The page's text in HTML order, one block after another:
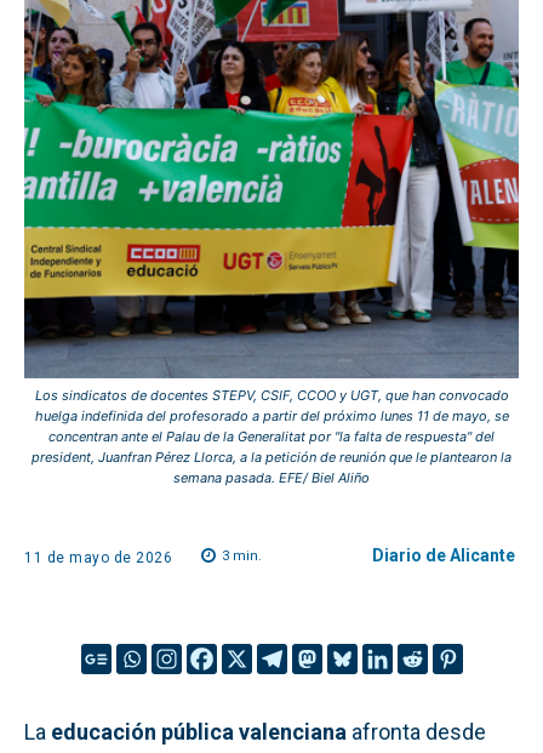
Los sindicatos de docentes STEPV, CSIF, CCOO y UGT, que han convocado
huelga indefinida del profesorado a partir del próximo lunes 11 de mayo, se
concentran ante el Palau de la Generalitat por "la falta de respuesta" del
president, Juanfran Pérez Llorca, a la petición de reunión que le plantearon la
semana pasada. EFE/ Biel Aliño
11 de mayo de 2026 3 min. Diario de Alicante
La educación pública valenciana afronta desde